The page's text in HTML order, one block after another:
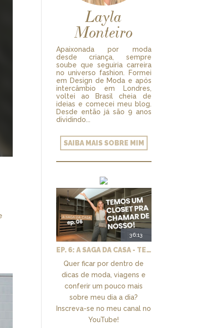
Layla
Monteiro
Apaixonada por moda
desde criança, sempre
soube que seguiria carreira
no universo fashion. Formei
em Design de Moda e após
intercâmbio em Londres,
voltei ao Brasil cheia de
ideias e comecei meu blog.
Desde então já são 9 anos
dividindo...
SAIBA MAIS SOBRE MIM
36:13
EP. 6: A SAGA DA CASA - TEMOS UM CLOSET PRA CHAMAR DE NOSSO + MARCENARIA E PAISAGISMO
Quer ficar por dentro de
dicas de moda, viagens e
conferir um pouco mais
sobre meu dia a dia?
Inscreva-se no meu canal no
YouTube!